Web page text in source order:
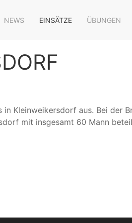
NEWS EINSÄTZE ÜBUNGEN
Kleinweikersdorf aus. Bei der
mit insgesamt 60 Mann